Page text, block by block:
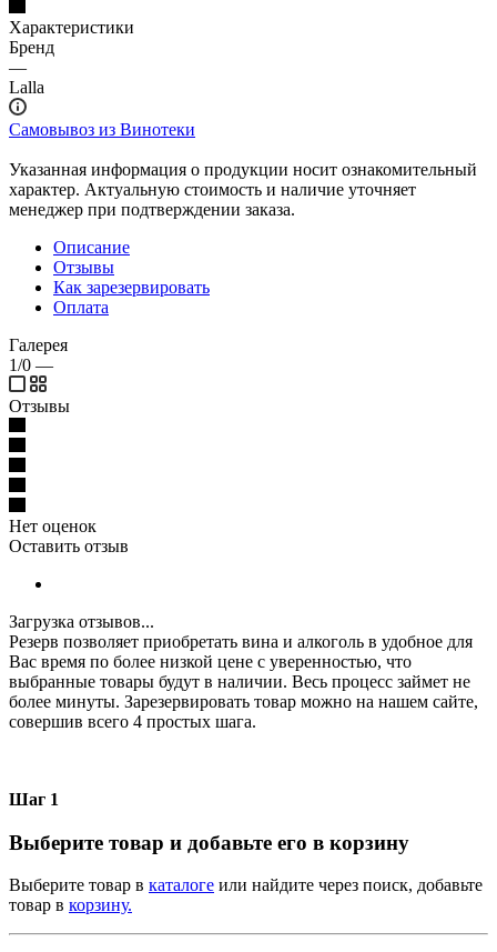
Характеристики
Бренд
—
Lalla
Самовывоз из Винотеки
Указанная информация о продукции носит ознакомительный
характер. Актуальную стоимость и наличие уточняет
менеджер при подтверждении заказа.
Описание
Отзывы
Как зарезервировать
Оплата
Галерея
1/0 —
Отзывы
Нет оценок
Оставить отзыв
Загрузка отзывов...
Резерв позволяет приобретать вина и алкоголь в удобное для
Вас время по более низкой цене с уверенностью, что
выбранные товары будут в наличии. Весь процесс займет не
более минуты. Зарезервировать товар можно на нашем сайте,
совершив всего 4 простых шага.
Шаг 1
Выберите товар и добавьте его в корзину
Выберите товар в каталоге или найдите через поиск, добавьте
товар в корзину.